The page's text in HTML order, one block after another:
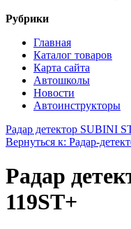
Рубрики
Главная
Каталог товаров
Карта сайта
Автошколы
Новости
Автоинструкторы
Радар детектор SUBINI
Вернуться к: Радар-
Радар
119ST+